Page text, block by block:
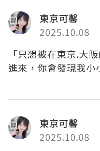
東京可馨
2025.10.08
「只想被在東京.大
進來，你會發現我小
東京可馨
2025.10.08